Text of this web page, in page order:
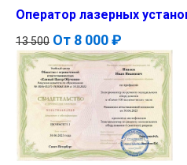
Оператор лазерных
13 500 От 8 000 ₽